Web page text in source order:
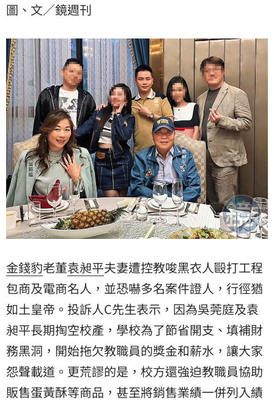
教職員協助販售蛋黃酥等商品，甚至將銷售業績一併列
校內人事劇烈動盪，也引起家長會反彈。
圖、文／鏡週刊
金錢豹老董袁昶平夫妻遭控教唆黑衣人毆打工程
包商及電商名人，並恐嚇多名案件證人，行徑猶
如土皇帝。投訴人C先生表示，因為吳莞庭及袁
昶平長期掏空校產，學校為了節省開支、填補財
務黑洞，開始拖欠教職員的獎金和薪水，讓大家
怨聲載道。更荒謬的是，校方還強迫教職員協助
販售蛋黃酥等商品，甚至將銷售業績一併列入績